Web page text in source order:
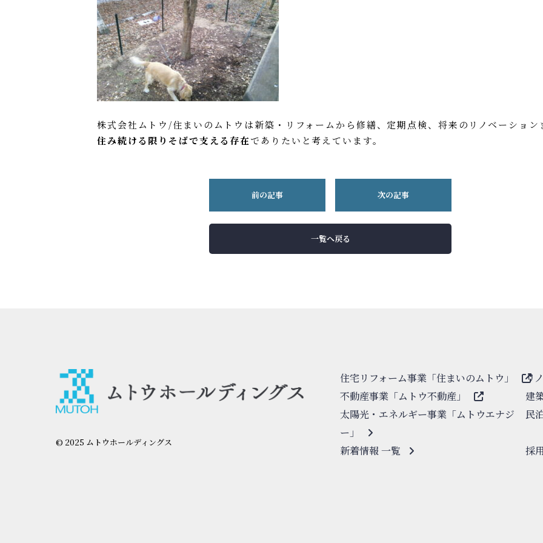
株式会社ムトウ/住まいのムトウは新築・リフォームから修繕、定期点検、将来のリノベーション
住み続ける限りそばで支える存在でありたいと考えています。
前の記事 次の記事
一覧へ戻る
© 2025 ムトウホールディングス
住宅リフォーム事業「住まいのムトウ」
リ
不動産事業「ムトウ不動産」
建
太陽光・エネルギー事業「ムトウエナジ
ー」
民
新着情報 一覧 採